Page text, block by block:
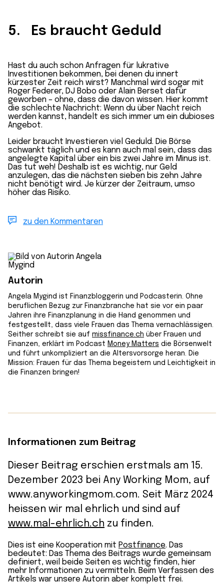
5. Es braucht Geduld
Hast du auch schon Anfragen für lukrative
Investitionen bekommen, bei denen du innert
kürzester Zeit reich wirst? Manchmal wird sogar mit
Roger Federer, DJ Bobo oder Alain Berset dafür
geworben – ohne, dass die davon wissen. Hier kommt
die schlechte Nachricht: Wenn du über Nacht reich
werden kannst, handelt es sich immer um ein dubioses
Angebot.
Leider braucht Investieren viel Geduld. Die Börse
schwankt täglich und es kann auch mal sein, dass das
angelegte Kapital über ein bis zwei Jahre im Minus ist.
Das tut weh! Deshalb ist es wichtig, nur Geld
anzulegen, das die nächsten sieben bis zehn Jahre
nicht benötigt wird. Je kürzer der Zeitraum, umso
höher das Risiko.
zu den Kommentaren
Autorin
Angela Mygind ist Finanzbloggerin und Podcasterin. Ohne
beruflichen Bezug zur Finanzbranche hat sie vor ein paar
Jahren ihre Finanzplanung in die Hand genommen und
festgestellt, dass viele Frauen das Thema vernachlässigen.
Seither schreibt sie auf missfinance.ch über Frauen und
Finanzen, erklärt im Podcast Money Matters die Börsenwelt
und führt unkompliziert an die Altersvorsorge heran. Die
Mission: Frauen für das Thema begeistern und Leichtigkeit in
die Finanzen bringen!
Informationen zum Beitrag
Dieser Beitrag erschien erstmals am 15.
Dezember 2023 bei Any Working Mom, auf
www.anyworkingmom.com. Seit März 2024
heissen wir mal ehrlich und sind auf
www.mal-ehrlich.ch zu finden.
Dies ist eine Kooperation mit Postfinance. Das
bedeutet: Das Thema des Beitrags wurde gemeinsam
definiert, weil beide Seiten es wichtig finden, hier
mehr Informationen zu vermitteln. Beim Verfassen des
Artikels war unsere Autorin aber komplett frei.